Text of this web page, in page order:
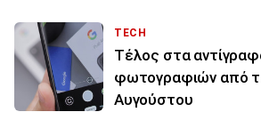
TECH
Τέλος στα
φωτογραφιών από
Αυγούστου